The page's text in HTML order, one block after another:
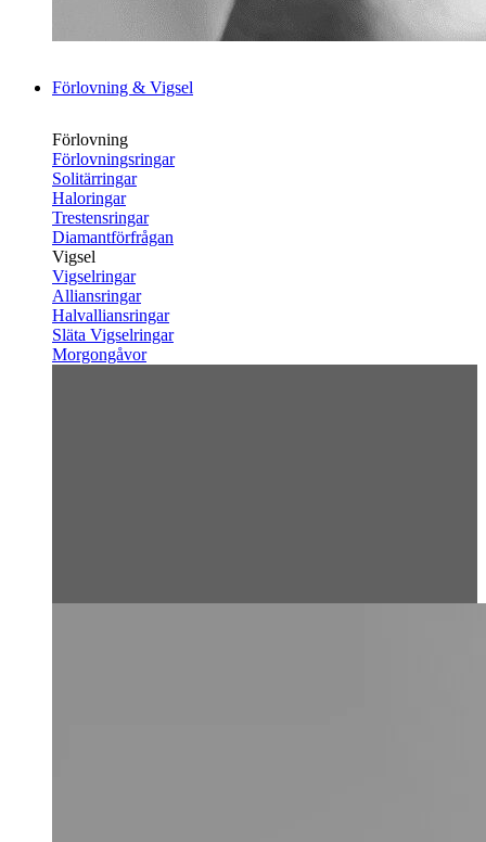
Förlovning & Vigsel
Förlovning
Förlovningsringar
Solitärringar
Haloringar
Trestensringar
Diamantförfrågan
Vigsel
Vigselringar
Alliansringar
Halvalliansringar
Släta Vigselringar
Morgongåvor